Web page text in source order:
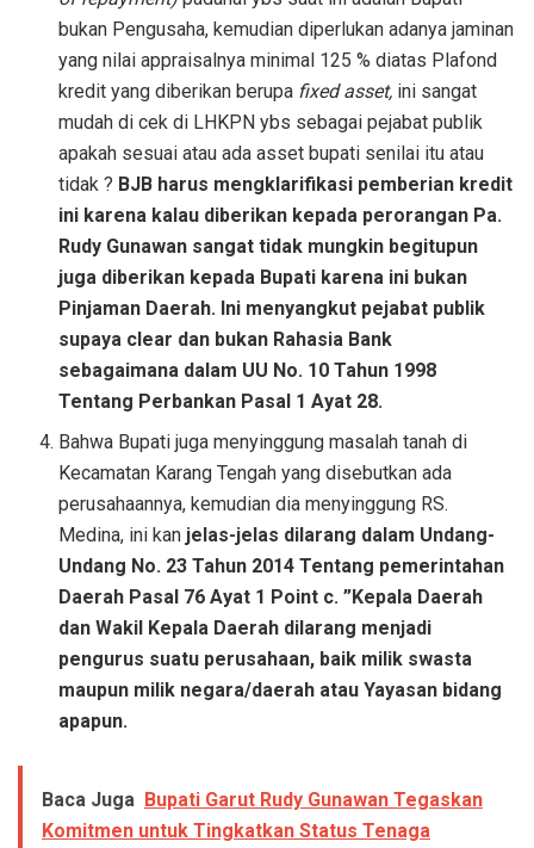
bukan Pengusaha, kemudian diperlukan adanya jaminan
yang nilai appraisalnya minimal 125 % diatas Plafond
kredit yang diberikan berupa fixed asset, ini sangat
mudah di cek di LHKPN ybs sebagai pejabat publik
apakah sesuai atau ada asset bupati senilai itu atau
tidak ? BJB harus mengklarifikasi pemberian kredit
ini karena kalau diberikan kepada perorangan Pa.
Rudy Gunawan sangat tidak mungkin begitupun
juga diberikan kepada Bupati karena ini bukan
Pinjaman Daerah. Ini menyangkut pejabat publik
supaya clear dan bukan Rahasia Bank
sebagaimana dalam UU No. 10 Tahun 1998
Tentang Perbankan Pasal 1 Ayat 28.
Bahwa Bupati juga menyinggung masalah tanah di
Kecamatan Karang Tengah yang disebutkan ada
perusahaannya, kemudian dia menyinggung RS.
Medina, ini kan jelas-jelas dilarang dalam Undang-
Undang No. 23 Tahun 2014 Tentang pemerintahan
Daerah Pasal 76 Ayat 1 Point c. ”Kepala Daerah
dan Wakil Kepala Daerah dilarang menjadi
pengurus suatu perusahaan, baik milik swasta
maupun milik negara/daerah atau Yayasan bidang
apapun.
Baca Juga Bupati Garut Rudy Gunawan Tegaskan
Komitmen untuk Tingkatkan Status Tenaga